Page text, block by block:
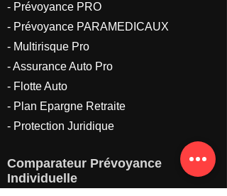
- Prévoyance PRO
- Prévoyance PARAMEDICAUX
- Multirisque Pro
- Assurance Auto Pro
- Flotte Auto
- Plan Epargne Retraite
- Protection Juridique
Comparateur Prévoyance
Individuelle